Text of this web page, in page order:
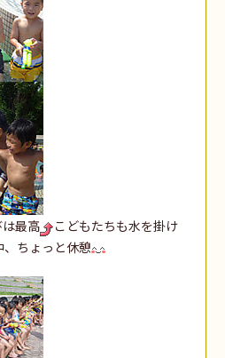
最高
こどもたちも水を掛け
、ちょっと休憩